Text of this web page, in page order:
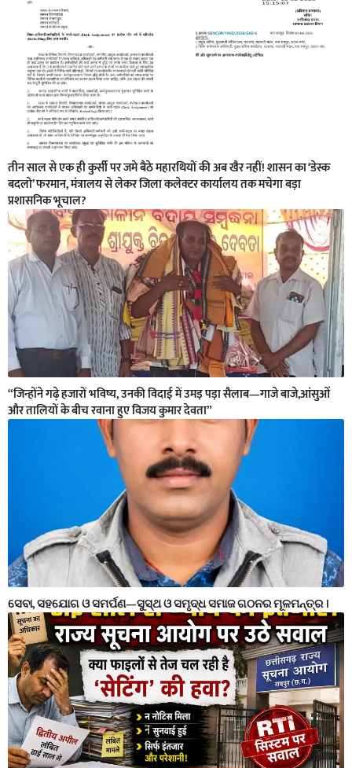
तीन साल से एक ही कुर्सी पर जमे बैठे महारथियों की अब खैर नहीं! शासन का ‘डेस्क
बदलो’ फरमान, मंत्रालय से लेकर जिला कलेक्टर कार्यालय तक मचेगा बड़ा
प्रशासनिक भूचाल?
“जिन्होंने गढ़े हजारों भविष्य, उनकी विदाई में उमड़ पड़ा सैलाब—गाजे बाजे,आंसुओं
और तालियों के बीच रवाना हुए विजय कुमार देवता”
ସେବା, ସହଯୋଗ ଓ ସମର୍ପଣ—ସୁସ୍ଥ ଓ ସମୃଦ୍ଧ ସମାଜ ଗଠନର ମୂଳମନ୍ତ୍ର ।